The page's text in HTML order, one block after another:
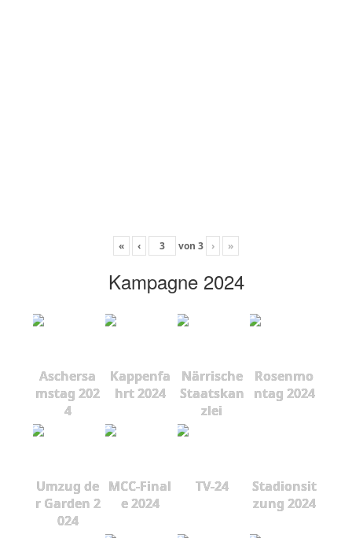
« ‹ von 3 › »
Kampagne 2024
Aschersa
mstag 202
4
Kappenfa
hrt 2024
Närrische
Staatskan
zlei
Rosenmo
ntag 2024
Umzug de
r Garden 2
024
MCC-Final
e 2024
TV-24
Stadionsit
zung 2024